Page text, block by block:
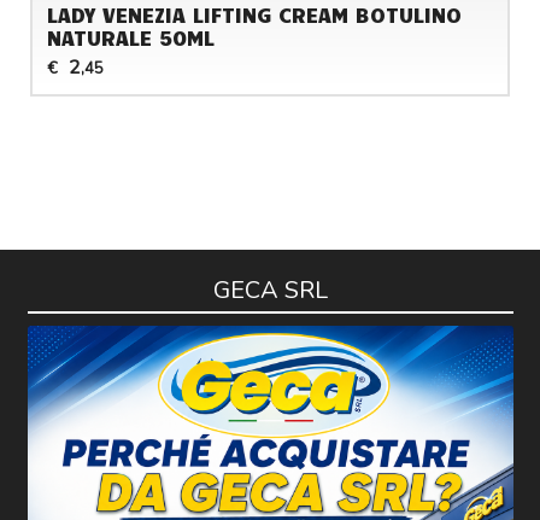
LADY VENEZIA LIFTING CREAM BOTULINO
NATURALE 50ML
€ 2,45
GECA SRL